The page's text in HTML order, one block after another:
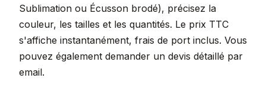
Sublimation ou Écusson brodé), précisez la
couleur, les tailles et les quantités. Le prix TTC
s'affiche instantanément, frais de port inclus. Vous
pouvez également demander un devis détaillé par
email.